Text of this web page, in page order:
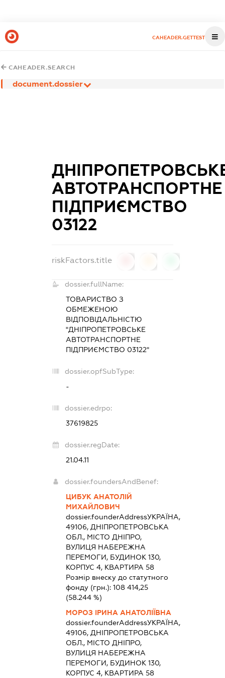
CAHEADER.GETTEST
CAHEADER.SEARCH
document.dossier
АВТОТРАНСПОРТНЕ
ПІДПРИЄМСТВО
03122
riskFactors.title
dossier.fullName:
ТОВАРИСТВО З
ОБМЕЖЕНОЮ
ВІДПОВІДАЛЬНІСТЮ
"ДНІПРОПЕТРОВСЬКЕ
АВТОТРАНСПОРТНЕ
ПІДПРИЄМСТВО 03122"
dossier.opfSubType:
-
dossier.edrpo:
37619825
dossier.regDate:
21.04.11
dossier.foundersAndBenef:
ЦИБУК АНАТОЛІЙ
МИХАЙЛОВИЧ
dossier.founderAddressУКРАЇНА,
49106, ДНІПРОПЕТРОВСЬКА
ОБЛ., МІСТО ДНІПРО,
ВУЛИЦЯ НАБЕРЕЖНА
ПЕРЕМОГИ, БУДИНОК 130,
КОРПУС 4, КВАРТИРА 58
Розмір внеску до статутного
фонду (грн.): 108 414,25
(58.244 %)
МОРОЗ ІРИНА АНАТОЛІЇВНА
dossier.founderAddressУКРАЇНА,
49106, ДНІПРОПЕТРОВСЬКА
ОБЛ., МІСТО ДНІПРО,
ВУЛИЦЯ НАБЕРЕЖНА
ПЕРЕМОГИ, БУДИНОК 130,
КОРПУС 4, КВАРТИРА 58